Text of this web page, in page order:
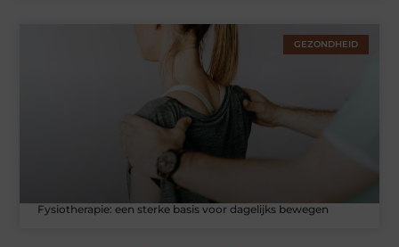
GEZONDHEID
Fysiotherapie: een sterke basis voor dagelijks bewegen